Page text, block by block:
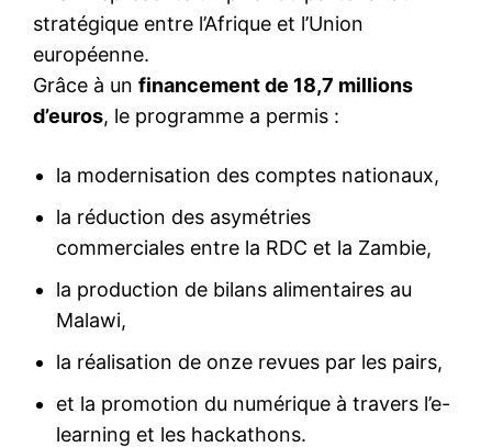
stratégique entre l’Afrique et l’Union
européenne.
Grâce à un financement de 18,7 millions
d’euros, le programme a permis :
la modernisation des comptes nationaux,
la réduction des asymétries
commerciales entre la RDC et la Zambie,
la production de bilans alimentaires au
Malawi,
la réalisation de onze revues par les pairs,
et la promotion du numérique à travers l’e-
learning et les hackathons.